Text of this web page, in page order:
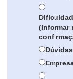
(Informar